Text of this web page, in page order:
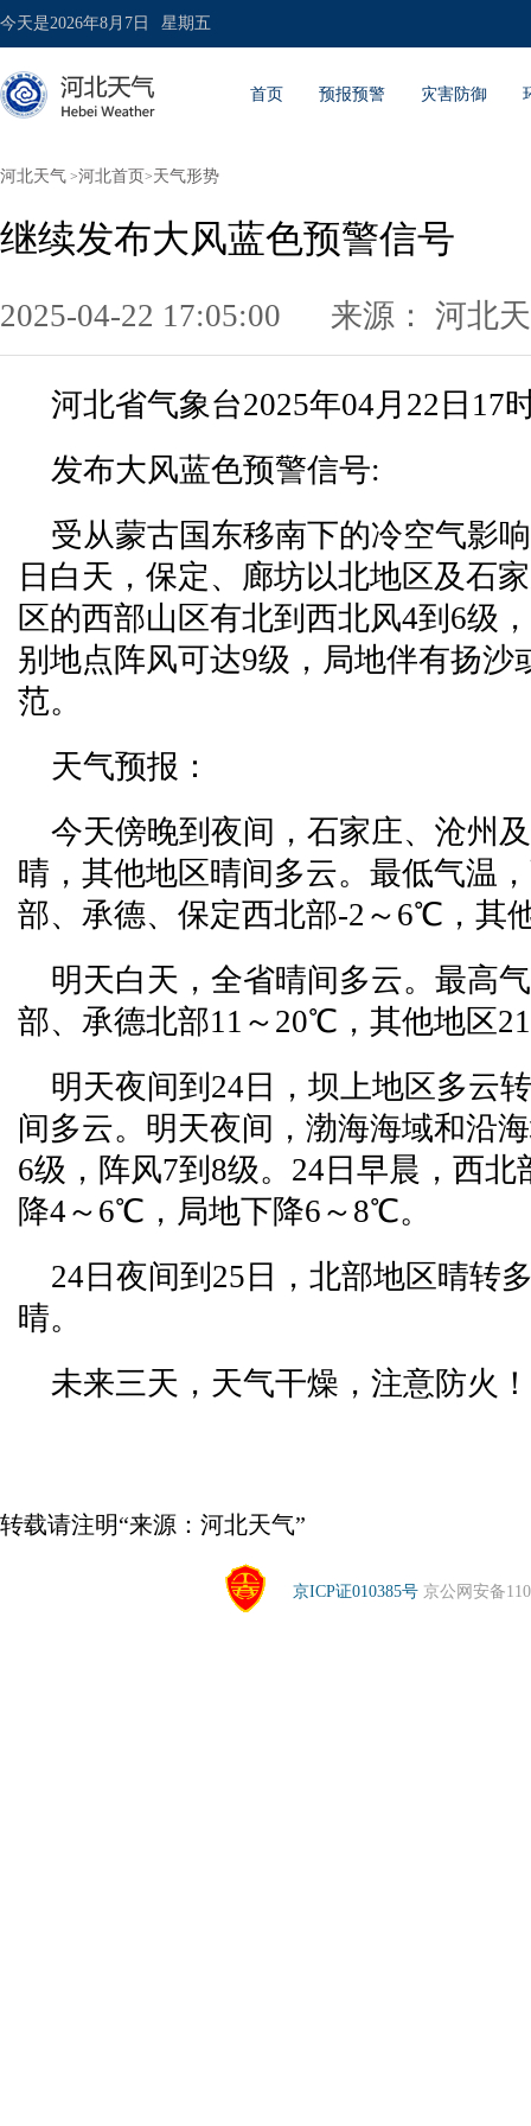
今天是2026年8月7日 星期五
首页 预报预警 灾害防御
河北天气 >河北首页 >天气形势
继续发布大风蓝色预警信号
2025-04-22 17:05:00 来源： 河北
河北省气象台2025年04月22日17
发布大风蓝色预警信号:
受从蒙古国东移南下的冷空气影
日白天，保定、廊坊以北地区及石
区的西部山区有北到西北风4到6级
别地点阵风可达9级，局地伴有扬沙
范。
天气预报：
今天傍晚到夜间，石家庄、沧州
晴，其他地区晴间多云。最低气温
部、承德、保定西北部-2～6℃，其
明天白天，全省晴间多云。最高
部、承德北部11～20℃，其他地区
明天夜间到24日，坝上地区多云
间多云。明天夜间，渤海海域和沿
6级，阵风7到8级。24日早晨，西
降4～6℃，局地下降6～8℃。
24日夜间到25日，北部地区晴转
晴。
未来三天，天气干燥，注意防火！
转载请注明“来源：河北天气”
京ICP证010385号 京公网安备